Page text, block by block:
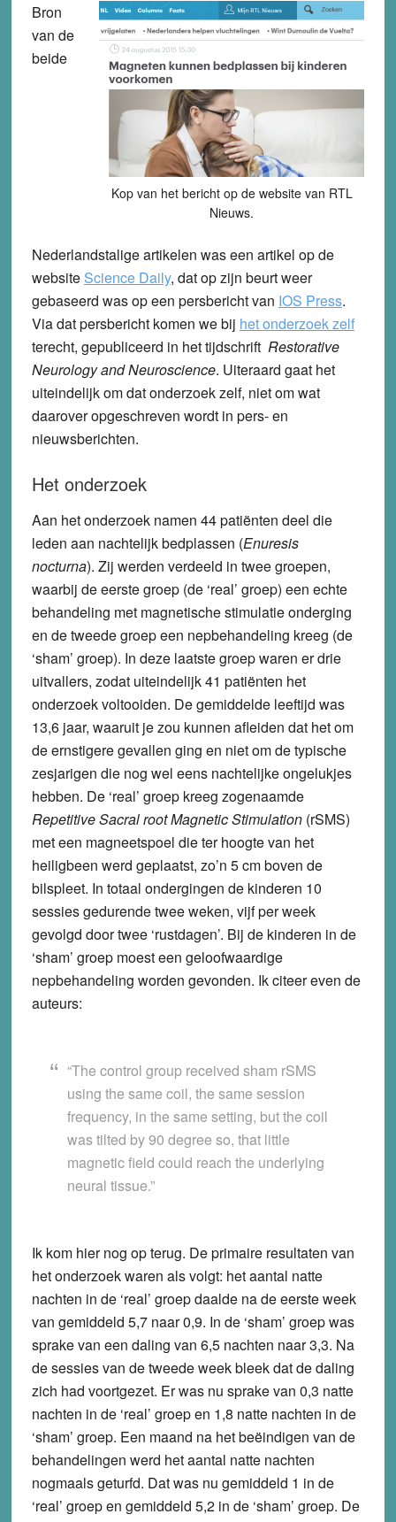
Kop van het bericht op de website van RTL
Nieuws.
Bron
van de
beide
Nederlandstalige artikelen was een artikel op de
website Science Daily, dat op zijn beurt weer
gebaseerd was op een persbericht van IOS Press.
Via dat persbericht komen we bij het onderzoek zelf
terecht, gepubliceerd in het tijdschrift Restorative
Neurology and Neuroscience. Uiteraard gaat het
uiteindelijk om dat onderzoek zelf, niet om wat
daarover opgeschreven wordt in pers- en
nieuwsberichten.
Het onderzoek
Aan het onderzoek namen 44 patiënten deel die
leden aan nachtelijk bedplassen (Enuresis
nocturna). Zij werden verdeeld in twee groepen,
waarbij de eerste groep (de ‘real’ groep) een echte
behandeling met magnetische stimulatie onderging
en de tweede groep een nepbehandeling kreeg (de
‘sham’ groep). In deze laatste groep waren er drie
uitvallers, zodat uiteindelijk 41 patiënten het
onderzoek voltooiden. De gemiddelde leeftijd was
13,6 jaar, waaruit je zou kunnen afleiden dat het om
de ernstigere gevallen ging en niet om de typische
zesjarigen die nog wel eens nachtelijke ongelukjes
hebben. De ‘real’ groep kreeg zogenaamde
Repetitive Sacral root Magnetic Stimulation(rSMS)
met een magneetspoel die ter hoogte van het
heiligbeen werd geplaatst, zo’n 5 cm boven de
bilspleet. In totaal ondergingen de kinderen 10
sessies gedurende twee weken, vijf per week
gevolgd door twee ‘rustdagen’. Bij de kinderen in de
‘sham’ groep moest een geloofwaardige
nepbehandeling worden gevonden. Ik citeer even de
auteurs:
“The control group received sham rSMS
using the same coil, the same session
frequency, in the same setting, but the coil
was tilted by 90 degree so, that little
magnetic field could reach the underlying
neural tissue.”
Ik kom hier nog op terug. De primaire resultaten van
het onderzoek waren als volgt: het aantal natte
nachten in de ‘real’ groep daalde na de eerste week
van gemiddeld 5,7 naar 0,9. In de ‘sham’ groep was
sprake van een daling van 6,5 nachten naar 3,3. Na
de sessies van de tweede week bleek dat de daling
zich had voortgezet. Er was nu sprake van 0,3 natte
nachten in de ‘real’ groep en 1,8 natte nachten in de
‘sham’ groep. Een maand na het beëindigen van de
behandelingen werd het aantal natte nachten
nogmaals geturfd. Dat was nu gemiddeld 1 in de
‘real’ groep en gemiddeld 5,2 in de ‘sham’ groep. De